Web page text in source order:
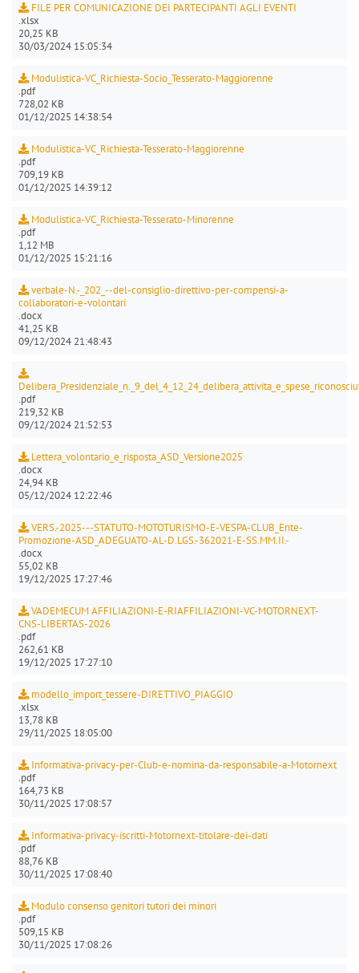
FILE PER COMUNICAZIONE DEI PARTECIPANTI AGLI EVENTI
.xlsx
20,25 KB
30/03/2024 15:05:34
Modulistica-VC_Richiesta-Socio_Tesserato-Maggiorenne
.pdf
728,02 KB
01/12/2025 14:38:54
Modulistica-VC_Richiesta-Tesserato-Maggiorenne
.pdf
709,19 KB
01/12/2025 14:39:12
Modulistica-VC_Richiesta-Tesserato-Minorenne
.pdf
1,12 MB
01/12/2025 15:21:16
verbale-N.-_202_--del-consiglio-direttivo-per-compensi-a-
collaboratori-e-volontari
.docx
41,25 KB
09/12/2024 21:48:43
.pdf
219,32 KB
09/12/2024 21:52:53
Lettera_volontario_e_risposta_ASD_Versione2025
.docx
24,94 KB
05/12/2024 12:22:46
VERS.-2025---STATUTO-MOTOTURISMO-E-VESPA-CLUB_Ente-
Promozione-ASD_ADEGUATO-AL-D.LGS.-362021-E-SS.MM.II.-
.docx
55,02 KB
19/12/2025 17:27:46
VADEMECUM AFFILIAZIONI-E-RIAFFILIAZIONI-VC-MOTORNEXT-
CNS-LIBERTAS-2026
.pdf
262,61 KB
19/12/2025 17:27:10
modello_import_tessere-DIRETTIVO_PIAGGIO
.xlsx
13,78 KB
29/11/2025 18:05:00
Informativa-privacy-per-Club-e-nomina-da-responsabile-a-Motornext
.pdf
164,73 KB
30/11/2025 17:08:57
Informativa-privacy-iscritti-Motornext-titolare-dei-dati
.pdf
88,76 KB
30/11/2025 17:08:40
Modulo consenso genitori tutori dei minori
.pdf
509,15 KB
30/11/2025 17:08:26